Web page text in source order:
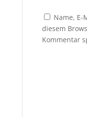
Name, E-
diesem
Kommentar